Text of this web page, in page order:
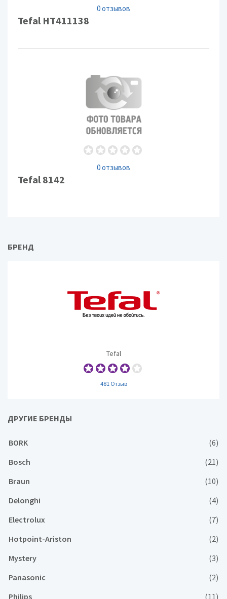
0 отзывов
Tefal HT411138
0 отзывов
Tefal 8142
БРЕНД
Tefal
481 Отзыв
ДРУГИЕ БРЕНДЫ
BORK
(6)
Bosch
(21)
Braun
(10)
Delonghi
(4)
Electrolux
(7)
Hotpoint-Ariston
(2)
Mystery
(3)
Panasonic
(2)
Philips
(11)